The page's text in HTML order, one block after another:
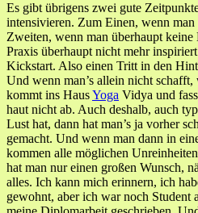
Es gibt übrigens zwei gute
intensivieren. Zum Einen, wenn
Zweiten, wenn man überhaupt
Praxis überhaupt nicht mehr
Kickstart. Also einen Tritt in den
Und wenn man’s allein nicht schafft,
kommt ins HausYoga Vidya und
haut nicht ab. Auch deshalb, auch
Lust hat, dann hat man’s ja vorher
gemacht. Und wenn man dann in
kommen alle möglichen
hat man nur einen großen Wunsch,
alles. Ich kann mich erinnern, ich
gewohnt, aber ich war noch Student